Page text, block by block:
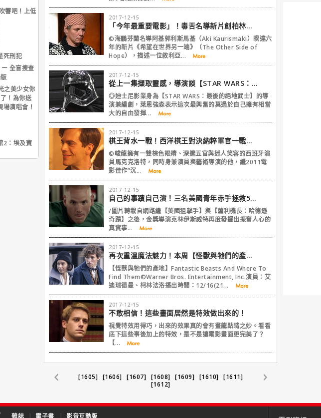
提名，且以
瑪】和
裡男扮女
仍讓人津
演出作品
響吧！上低
死刑犯
全盲搜查
之美少女你
！為你送
場演唱會！
2：埃及寶
2017-12-15
「今年最重要電影」！毒舌名導新片創柏林影展史上最高評價！
©海鵬芬蘭名導阿基郭利斯馬基（Aki Kaurismäki）睽違六
年的新片《希望在世界另一端》（The Other Side of
Hope），描述一位敘利亞...
2017-12-15
從上一集擷取靈感，導演談【STAR WARS：最後的絕地武士】
◎迪士尼影業身為【STAR WARS：最後的絕地武士】的導
演兼編劇，萊恩強森表示這次最興奮的莫過於自己擁有相當
大的自由發揮...
2017-12-15
棋王背水一戰！西洋棋王對決納粹軍官一戰成名
©峻龍擁有一雙棕色眼睛、深邃五官與迷人笑容的西班牙演
員馬克克洛特，同時身兼演員與藝術導演的他，繼2011電
影佳作”沉...
2017-12-15
自己的事蹟自己演！三名美國青年赤手拯救500多名乘客
/圖片轉載自網路繼【美國狙擊手】與【薩利機長：哈德遜
奇蹟】之後，金獎導演克林伊斯威特再度發掘出振奮人心的
真實事...
2017-12-15
再次重溫魔法魅力！本周【怪獸與牠們的產地】電視首播！
【怪獸與牠們的產地】Fantastic Beasts And Where To
Find Them©Warner Bros. Entertainment, Inc.演員：艾
迪瑞德曼、柯林法洛播出時間：12/16(21...
2017-12-15
不敢相信！這些畫面居然是特效做出來的！
視覺特效用得巧，出來的效果真的會有畫龍點睛之妙。看看
底下這些事後加上的特效，是不是讓電影畫面更完美了？
【...
[1605] [1606] [1607] [1608] [1609] [1610] [1611]
[1612]
雜誌 | 電子書 | 影音互動版